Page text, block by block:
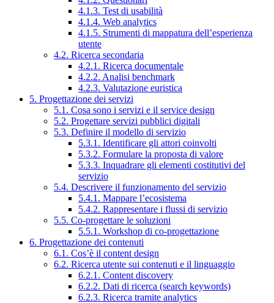
4.1.3. Test di usabilità
4.1.4. Web analytics
4.1.5. Strumenti di mappatura dell’esperienza
utente
4.2. Ricerca secondaria
4.2.1. Ricerca documentale
4.2.2. Analisi benchmark
4.2.3. Valutazione euristica
5. Progettazione dei servizi
5.1. Cosa sono i servizi e il service design
5.2. Progettare servizi pubblici digitali
5.3. Definire il modello di servizio
5.3.1. Identificare gli attori coinvolti
5.3.2. Formulare la proposta di valore
5.3.3. Inquadrare gli elementi costitutivi del
servizio
5.4. Descrivere il funzionamento del servizio
5.4.1. Mappare l’ecosistema
5.4.2. Rappresentare i flussi di servizio
5.5. Co-progettare le soluzioni
5.5.1. Workshop di co-progettazione
6. Progettazione dei contenuti
6.1. Cos’è il content design
6.2. Ricerca utente sui contenuti e il linguaggio
6.2.1. Content discovery
6.2.2. Dati di ricerca (search keywords)
6.2.3. Ricerca tramite analytics